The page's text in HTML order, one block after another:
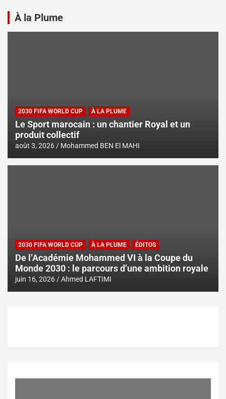
À la Plume
2030 FIFA WORLD CUP À LA PLUME
Le Sport marocain : un chantier Royal et un
produit collectif
août 3, 2026 Mohammed BEN El MAHI
2030 FIFA WORLD CUP À LA PLUME ÉDITOS
De l’Académie Mohammed VI à la Coupe du
Monde 2030 : le parcours d’une ambition royale
juin 16, 2026 Ahmed LAFTIMI